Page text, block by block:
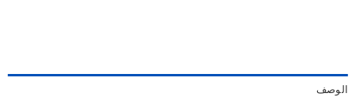
الوصف